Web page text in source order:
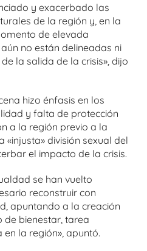
y exacerbado las
de la región y, en la
de elevada
no están delineadas ni
la salida de la crisis», dijo
hizo énfasis en los
y falta de protección
a la región previo a la
«injusta» división sexual del
el impacto de la crisis.
se han vuelto
reconstruir con
apuntando a la creación
de bienestar, tarea
la región», apuntó.